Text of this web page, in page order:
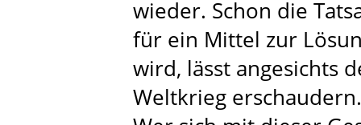
wieder. Schon die
für ein Mittel zur
wird, lässt angesichts
Weltkrieg erschaudern.